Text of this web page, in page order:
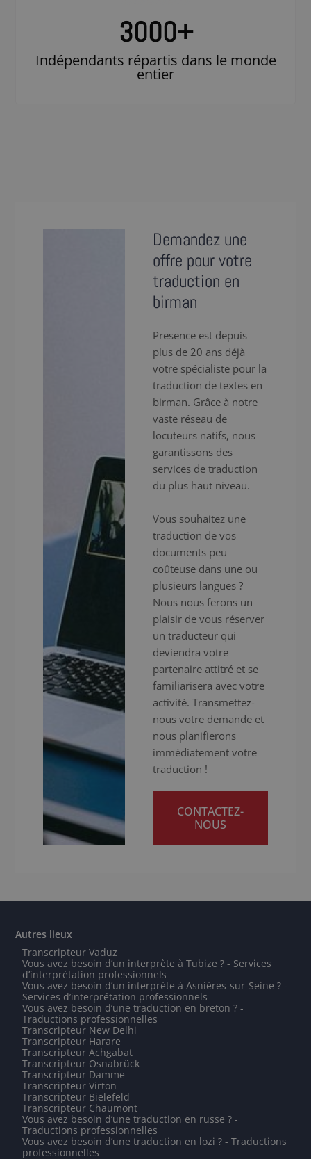
3000+
Indépendants répartis dans le monde
entier
Demandez une
offre pour votre
traduction en
birman
Presence est depuis
plus de 20 ans déjà
votre spécialiste pour la
traduction de textes en
birman. Grâce à notre
vaste réseau de
locuteurs natifs, nous
garantissons des
services de traduction
du plus haut niveau.
Vous souhaitez une
traduction de vos
documents peu
coûteuse dans une ou
plusieurs langues ?
Nous nous ferons un
plaisir de vous réserver
un traducteur qui
deviendra votre
partenaire attitré et se
familiarisera avec votre
activité. Transmettez-
nous votre demande et
nous planifierons
immédiatement votre
traduction !
CONTACTEZ-
NOUS
Autres lieux
Transcripteur Vaduz
Vous avez besoin d’un interprète à Tubize ? - Services
d’interprétation professionnels
Vous avez besoin d’un interprète à Asnières-sur-Seine ? -
Services d’interprétation professionnels
Vous avez besoin d’une traduction en breton ? -
Traductions professionnelles
Transcripteur New Delhi
Transcripteur Harare
Transcripteur Achgabat
Transcripteur Osnabrück
Transcripteur Damme
Transcripteur Virton
Transcripteur Bielefeld
Transcripteur Chaumont
Vous avez besoin d’une traduction en russe ? -
Traductions professionnelles
Vous avez besoin d’une traduction en lozi ? - Traductions
professionnelles